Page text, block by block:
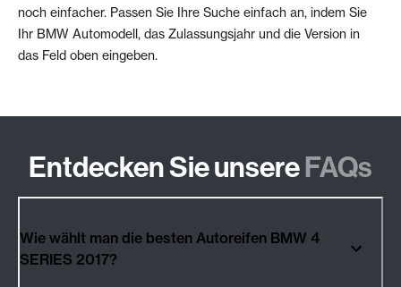
noch einfacher. Passen Sie Ihre Suche einfach an, indem Sie
Ihr BMW Automodell, das Zulassungsjahr und die Version in
das Feld oben eingeben.
Entdecken Sie unsereFAQs
Wie wählt man die besten Autoreifen BMW 4
SERIES 2017?